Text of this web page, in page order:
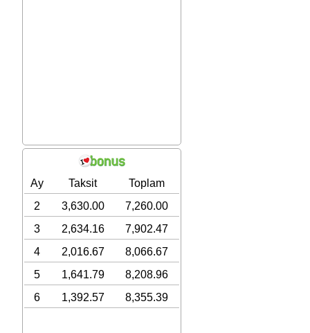
Ay Taksit
Toplam
2
3,630.00
7,260.00
3
2,634.16
7,902.47
4
2,016.67
8,066.67
5
1,641.79
8,208.96
6
1,392.57 8,355.39